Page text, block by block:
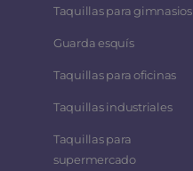
Taquillas para gimnasios
Guarda esquís
Taquillas para oficinas
Taquillas industriales
Taquillas para
supermercado